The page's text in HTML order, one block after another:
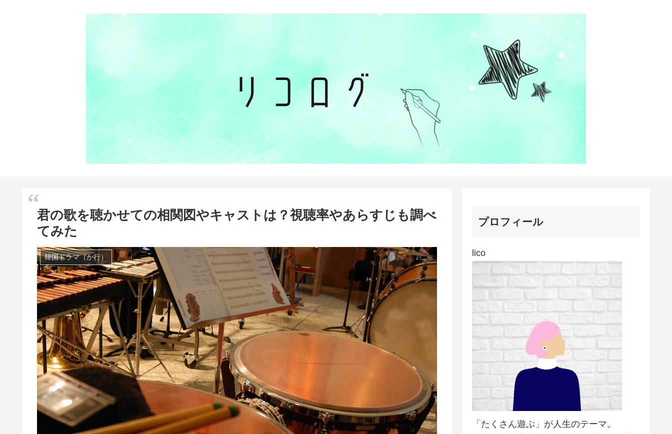
君の歌を聴かせての相関図やキャストは？視聴率やあらすじも調べ
てみた
韓国ドラマ（か行）
プロフィール
lico
「たくさん遊ぶ」が人生のテーマ。